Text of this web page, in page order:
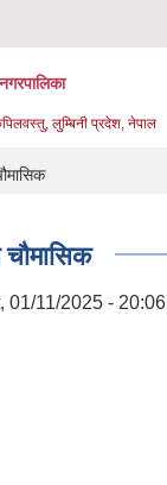
लुम्बिनी प्रदेश, नेपाल
01/11/2025 - 20:06